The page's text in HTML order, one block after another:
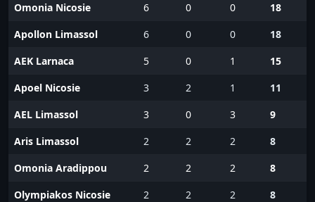
Omonia Nicosie 6 0 0
18
Apollon Limassol
6 0 0
18
AEK Larnaca
5 0 1
15
Apoel Nicosie
3 2 1
11
AEL Limassol
3 0 3
9
Aris Limassol
2 2 2
8
Omonia Aradippou
2 2 2
8
Olympiakos Nicosie
2 2 2
8